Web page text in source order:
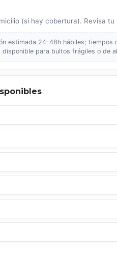
(si hay cobertura). Revisa
estimada 24–48h hábiles;
disponible para bultos frágiles o de